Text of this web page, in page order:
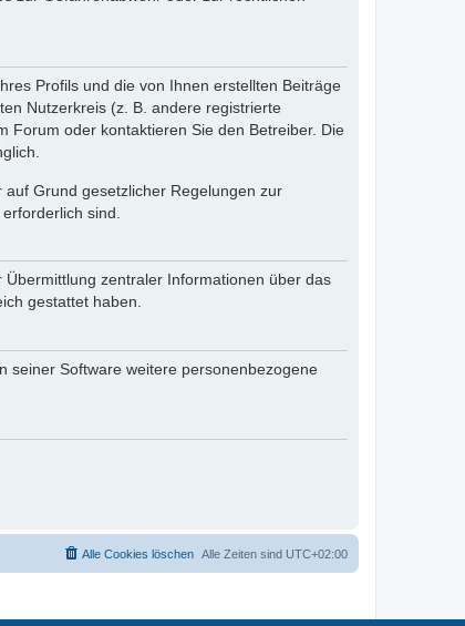
Profils und die von Ihnen erstellten Beiträge
Nutzerkreis (z. B. andere registrierte
Forum oder kontaktieren Sie den Betreiber. Die
Grund gesetzlicher Regelungen zur
sind.
zentraler Informationen über das
gestattet haben.
seiner Software weitere personenbezogene
Alle Zeiten sind UTC+02:00
Alle Cookies löschen